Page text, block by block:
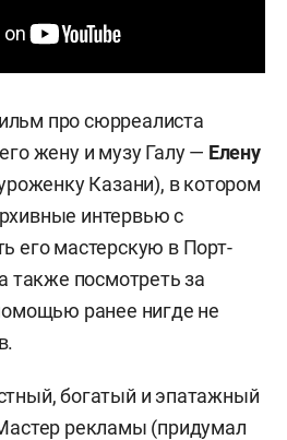
про сюрреалиста
жену и музу Галу — Елену
Казани), в котором
интервью с
его мастерскую в Порт-
также посмотреть за
ранее нигде не
богатый и эпатажный
рекламы (придумал